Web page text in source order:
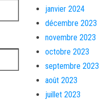
janvier 2024
décembre 2023
novembre 2023
octobre 2023
septembre 2023
août 2023
juillet 2023